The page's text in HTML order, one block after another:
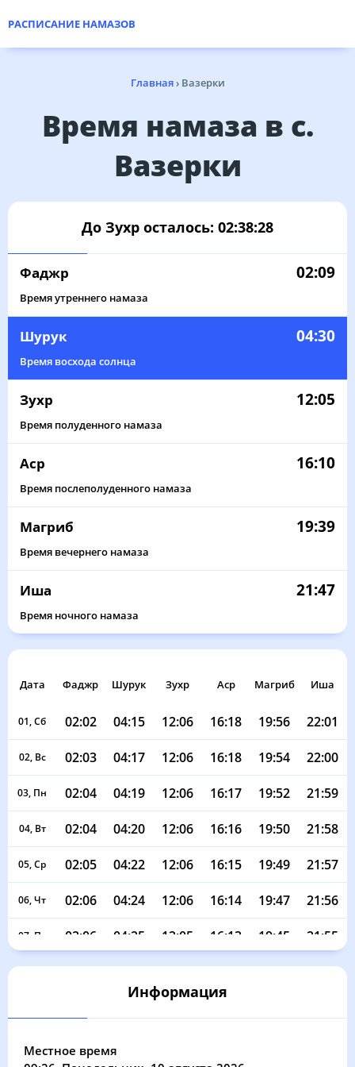
РАСПИСАНИЕ НАМАЗОВ
Главная› Вазерки
Время намаза в с.
Вазерки
До Зухр осталось: 02:38:28
Фаджр 02:09
Время утреннего намаза
Шурук 04:30
Время восхода солнца
Зухр 12:05
Время полуденного намаза
Аср 16:10
Время послеполуденного намаза
Магриб 19:39
Время вечернего намаза
Иша 21:47
Время ночного намаза
Дата Фаджр Шурук Зухр Аср Магриб Иша
01, Сб 02:02 04:15 12:06 16:18 19:56 22:01
02, Вс 02:03 04:17 12:06 16:18 19:54 22:00
03, Пн 02:04 04:19 12:06 16:17 19:52 21:59
04, Вт 02:04 04:20 12:06 16:16 19:50 21:58
05, Ср 02:05 04:22 12:06 16:15 19:49 21:57
06, Чт 02:06 04:24 12:06 16:14 19:47 21:56
07, Пт 02:06 04:25 12:05 16:13 19:45 21:55
02:07 04:27 12:05 16:12 19:43 21:54
Информация
Местное время